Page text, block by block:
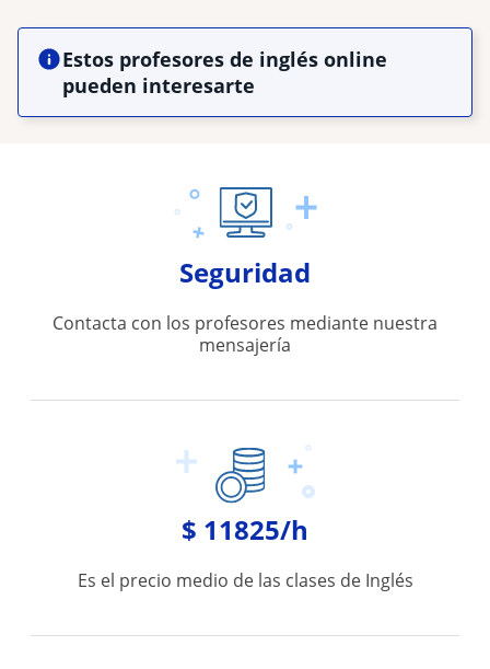
Estos profesores de inglés online
pueden interesarte
Seguridad
Contacta con los profesores mediante nuestra
mensajería
$ 11825/h
Es el precio medio de las clases de Inglés